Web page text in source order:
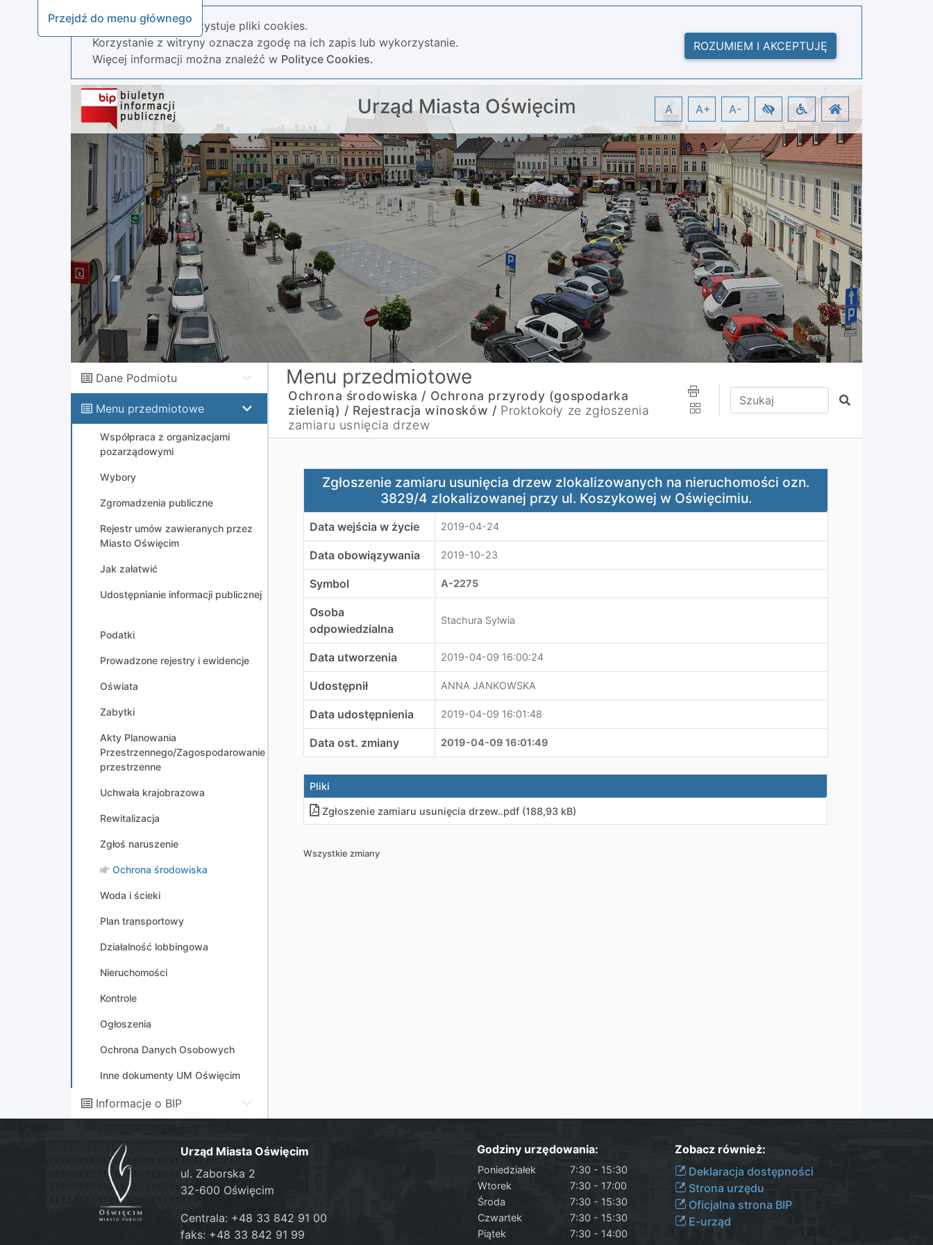
Przejdź do menu głównego
Nasza strona wykorzystuje pliki cookies.
Korzystanie z witryny oznacza zgodę na ich zapis lub wykorzystanie.
Więcej informacji można znaleźć w Polityce Cookies.
ROZUMIEM I AKCEPTUJĘ
Urząd Miasta Oświęcim A A+ A-
Dane Podmiotu
Menu przedmiotowe
Współpraca z organizacjami
pozarządowymi
Wybory
Zgromadzenia publiczne
Rejestr umów zawieranych przez
Miasto Oświęcim
Jak załatwić
Udostępnianie informacji publicznej
Podatki
Prowadzone rejestry i ewidencje
Oświata
Zabytki
Akty Planowania
Przestrzennego/Zagospodarowanie
przestrzenne
Uchwała krajobrazowa
Rewitalizacja
Zgłoś naruszenie
Ochrona środowiska
Woda i ścieki
Plan transportowy
Działalność lobbingowa
Nieruchomości
Kontrole
Ogłoszenia
Ochrona Danych Osobowych
Inne dokumenty UM Oświęcim
Informacje o BIP
Menu przedmiotowe
Ochrona środowiska / Ochrona przyrody (gospodarka
zielenią) / Rejestracja winosków / Proktokoły ze zgłoszenia
zamiaru usnięcia drzew
Wpisz tekst do wyszukania
Szukaj
Zgłoszenie zamiaru usunięcia drzew zlokalizowanych na nieruchomości ozn. 3829/4 zlokalizowanej przy ul.
Zgłoszenie zamiaru usunięcia drzew zlokalizowanych na nieruchomości ozn.
3829/4 zlokalizowanej przy ul. Koszykowej w Oświęcimiu.
Data wejścia w życie 2019-04-24
Data obowiązywania 2019-10-23
Symbol A-2275
Osoba
odpowiedzialna
Stachura Sylwia
Data utworzenia 2019-04-09 16:00:24
Udostępnił ANNA JANKOWSKA
Data udostępnienia 2019-04-09 16:01:48
Data ost. zmiany 2019-04-09 16:01:49
Pliki
Zgłoszenie zamiaru usunięcia drzew..pdf (188,93 kB)
Wszystkie zmiany
Urząd Miasta Oświęcim
ul. Zaborska 2
32-600 Oświęcim
Centrala: +48 33 842 91 00
faks: +48 33 842 91 99
Godziny urzędowania:
Poniedziałek
7:30 - 15:30
Wtorek
7:30 - 17:00
Środa
7:30 - 15:30
Czwartek
7:30 - 15:30
Piątek
7:30 - 14:00
Zobacz również:
Deklaracja dostępności
Strona urzędu
Oficjalna strona BIP
E-urząd